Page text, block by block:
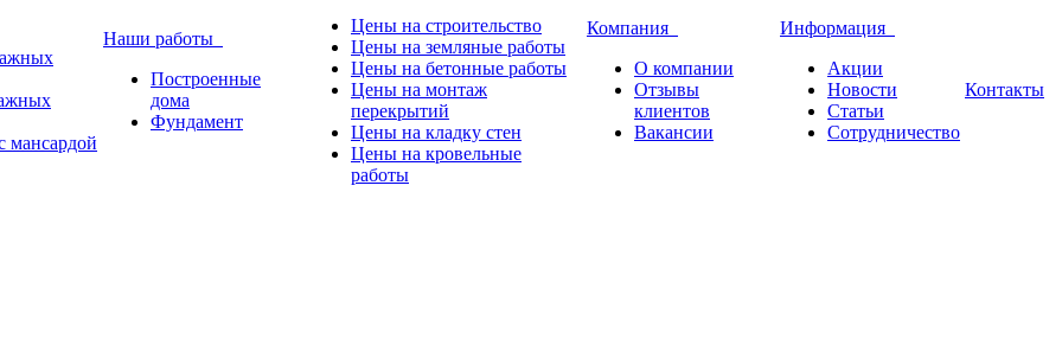
мансардой
Наши работы
Построенные
дома
Фундамент
Цены на строительство
Цены на земляные работы
Цены на бетонные работы
Цены на монтаж
перекрытий
Цены на кладку стен
Цены на кровельные
работы
Компания
О компании
Отзывы
клиентов
Вакансии
Информация
Акции
Новости
Статьи
Сотрудничество
Контакты